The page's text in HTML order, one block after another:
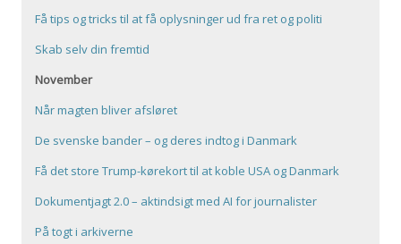
Få tips og tricks til at få oplysninger ud fra ret og politi
Skab selv din fremtid
November
Når magten bliver afsløret
De svenske bander – og deres indtog i Danmark
Få det store Trump-kørekort til at koble USA og Danmark
Dokumentjagt 2.0 – aktindsigt med AI for journalister
På togt i arkiverne